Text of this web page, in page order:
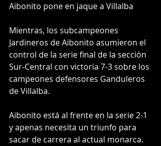
Aibonito pone en jaque a Villalba
Mientras, los subcampeones
Jardineros de Aibonito asumieron el
control de la serie final de la sección
Sur-Central con victoria 7-3 sobre los
campeones defensores Ganduleros
de Villalba.
Aibonito está al frente en la serie 2-1
y apenas necesita un triunfo para
sacar de carrera al actual monarca.